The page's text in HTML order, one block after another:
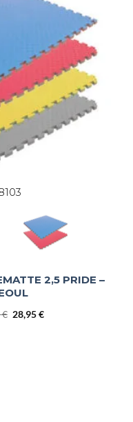
2,5 PRIDE –
€ Ursprünglicher
28,95€Aktueller